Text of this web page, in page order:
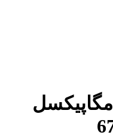
دوربین اسپید دام 5 مگاپیکسل